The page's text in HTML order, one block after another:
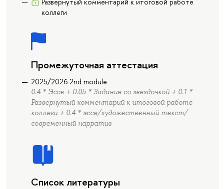
коллеги
Промежуточная аттестация
2025/2026 2nd module
0.4 * Эссе + 0.05 * Задание со звездочкой + 0.1 *
Развернутый комментарий к итоговой работе
коллеги + 0.4 * эссе/художественный текст/
современный нарратив
Список литературы